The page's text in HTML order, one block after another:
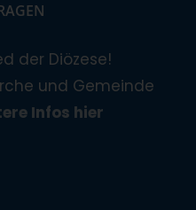
der Diözese!
und Gemeinde
Infos hier